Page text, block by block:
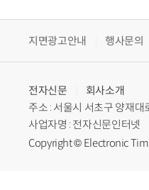
지면광고안내 행사문의
전자신문
회사소개
주소 : 서울시 서초구 양재
사업자명 : 전자신문인터넷
Copyright © Electronic